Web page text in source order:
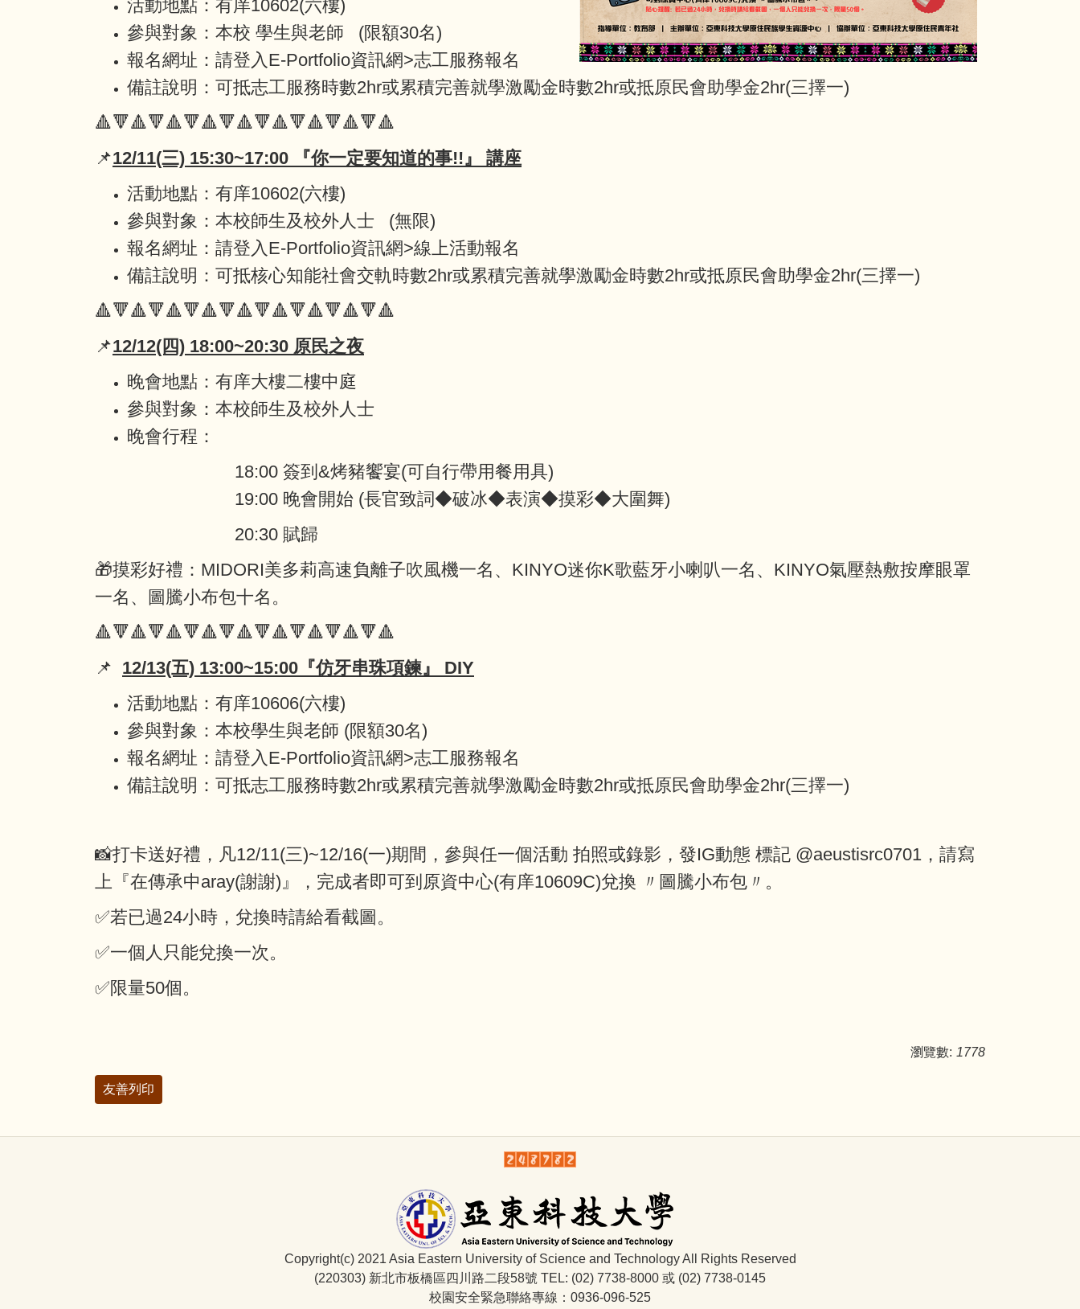
活動地點：有庠10602(六樓)
參與對象：本校 學生與老師 (限額30名)
報名網址：請登入E-Portfolio資訊網>志工服務報名
備註說明：可抵志工服務時數2hr或累積完善就學激勵金時數2hr或抵原民會助學金2hr(三擇一)
🔺🔻🔺🔻🔺🔻🔺🔻🔺🔻🔺🔻🔺🔻🔺🔻🔺
📌12/11(三) 15:30~17:00 『你一定要知道的事!!』
講座
活動地點：有庠10602(六樓)
參與對象：本校師生及校外人士 (無限)
報名網址：請登入E-Portfolio資訊網>線上活動報名
備註說明：可抵核心知能社會交軌時數2hr或累積完善就學激勵金時數2hr或抵原民會助學金2hr(三擇一)
🔺🔻🔺🔻🔺🔻🔺🔻🔺🔻🔺🔻🔺🔻🔺🔻🔺
📌12/12(四) 18:00~20:30 原民之夜
晚會地點：有庠大樓二樓中庭
參與對象：本校師生及校外人士
晚會行程：
18:00 簽到&烤豬饗宴(可自行帶用餐用具)
19:00 晚會開始 (長官致詞◆破冰◆表演◆摸彩◆大圍舞)
20:30 賦歸
🎁摸彩好禮：MIDORI美多莉高速負離子吹風機一名、KINYO迷你K歌藍牙小喇叭一名、KINYO氣壓熱敷按摩眼罩
一名、圖騰小布包十名。
🔺🔻🔺🔻🔺🔻🔺🔻🔺🔻🔺🔻🔺🔻🔺🔻🔺
📌 12/13(五) 13:00~15:00『仿牙串珠項鍊』 DIY
活動地點：有庠10606(六樓)
參與對象：本校學生與老師 (限額30名)
報名網址：請登入E-Portfolio資訊網>志工服務報名
備註說明：可抵志工服務時數2hr或累積完善就學激勵金時數2hr或抵原民會助學金2hr(三擇一)
📸打卡送好禮，凡12/11(三)~12/16(一)期間，參與任一個活動 拍照或錄影，發IG動態 標記 @aeustisrc0701，請寫
上『在傳承中aray(謝謝)』，完成者即可到原資中心(有庠10609C)兌換 〃圖騰小布包〃。
✅若已過24小時，兌換時請給看截圖。
✅一個人只能兌換一次。
✅限量50個。
瀏覽數: 1778
友善列印
Copyright(c) 2021 Asia Eastern University of Science and Technology All Rights Reserved
(220303) 新北市板橋區四川路二段58號 TEL: (02) 7738-8000 或 (02) 7738-0145
校園安全緊急聯絡專線：0936-096-525